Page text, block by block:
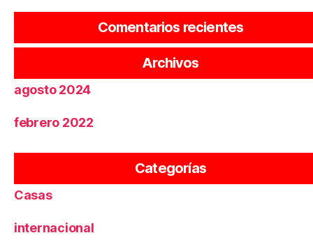
Comentarios recientes
No hay comentarios que mostrar.
Archivos
agosto 2024
febrero 2022
Categorías
Casas
internacional